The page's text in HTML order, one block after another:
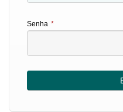
Senha *